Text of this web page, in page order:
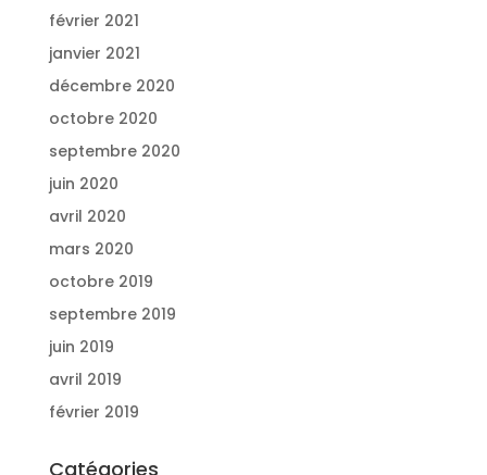
février 2021
janvier 2021
décembre 2020
octobre 2020
septembre 2020
juin 2020
avril 2020
mars 2020
octobre 2019
septembre 2019
juin 2019
avril 2019
février 2019
Catégories